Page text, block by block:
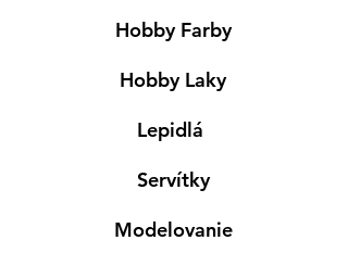
Hobby Farby
Hobby Laky
Lepidlá
Servítky
Modelovanie